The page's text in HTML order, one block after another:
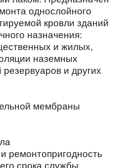
мембраны
службы
в любое время
горению (Г1)